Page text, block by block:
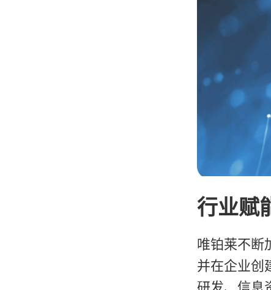
行业赋
唯铂莱不断
并在企业创